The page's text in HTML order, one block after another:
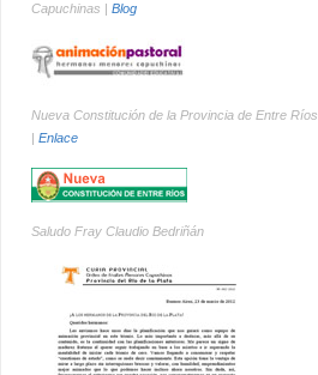
Capuchinas | Blog
Nueva Constitución de la Provincia de Entre Ríos
| Enlace
Saludo Fray Claudio Bedriñán